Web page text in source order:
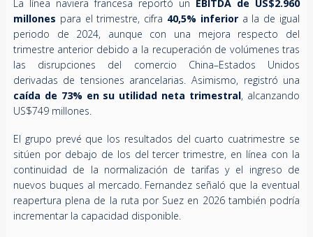
La línea naviera francesa reportó un EBITDA de US$2.960
millones para el trimestre, cifra 40,5% inferiora la de igual
periodo de 2024, aunque con una mejora respecto del
trimestre anterior debido a la recuperación de volúmenes tras
las disrupciones del comercio China–Estados Unidos
derivadas de tensiones arancelarias. Asimismo, registró una
caída de 73% en su utilidad neta trimestral, alcanzando
US$749 millones.
El grupo prevé que los resultados del cuarto cuatrimestre se
sitúen por debajo de los del tercer trimestre, en línea con la
continuidad de la normalización de tarifas y el ingreso de
nuevos buques al mercado. Fernandez señaló que la eventual
reapertura plena de la ruta por Suez en 2026 también podría
incrementar la capacidad disponible.